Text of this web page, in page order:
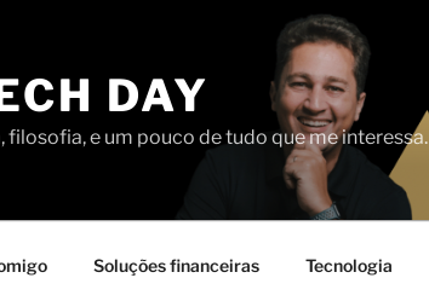
DAY
e um pouco de tudo que me interessa.
Soluções financeiras Tecnologia